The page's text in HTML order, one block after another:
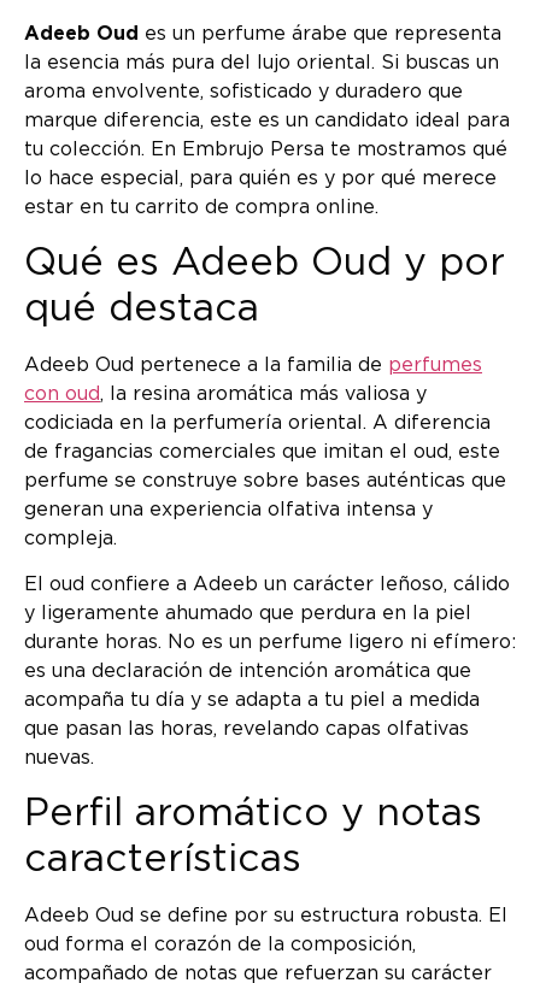
Adeeb Oud es un perfume árabe que representa
la esencia más pura del lujo oriental. Si buscas un
aroma envolvente, sofisticado y duradero que
marque diferencia, este es un candidato ideal para
tu colección. En Embrujo Persa te mostramos qué
lo hace especial, para quién es y por qué merece
estar en tu carrito de compra online.
Qué es Adeeb Oud y por
qué destaca
Adeeb Oud pertenece a la familia de perfumes
con oud, la resina aromática más valiosa y
codiciada en la perfumería oriental. A diferencia
de fragancias comerciales que imitan el oud, este
perfume se construye sobre bases auténticas que
generan una experiencia olfativa intensa y
compleja.
El oud confiere a Adeeb un carácter leñoso, cálido
y ligeramente ahumado que perdura en la piel
durante horas. No es un perfume ligero ni efímero:
es una declaración de intención aromática que
acompaña tu día y se adapta a tu piel a medida
que pasan las horas, revelando capas olfativas
nuevas.
Perfil aromático y notas
características
Adeeb Oud se define por su estructura robusta. El
oud forma el corazón de la composición,
acompañado de notas que refuerzan su carácter